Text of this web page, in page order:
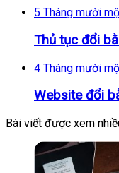
5 Tháng mười
Thủ tục đổi
4 Tháng mười
Website đổi
Bài viết được xem